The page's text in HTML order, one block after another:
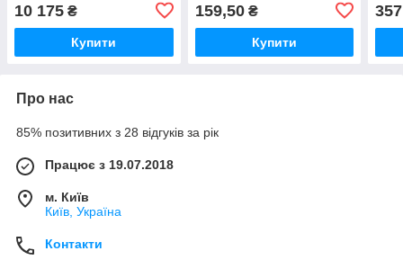
калібрування. Угорщина
10 175 ₴
Купити
159,50₴
Купити
Про нас
85% позитивних з 28 відгуків за рік
Працює з 19.07.2018
м. Київ
Київ, Україна
Контакти